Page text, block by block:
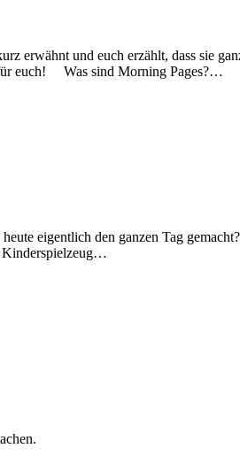
erwähnt und euch erzählt, dass sie
für euch! Was sind Morning Pages?…
eigentlich den ganzen Tag
Kinderspielzeug…